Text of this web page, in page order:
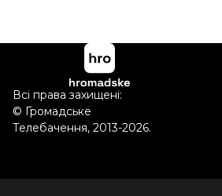
Всі права захищені:
© Громадське
Телебачення, 2013-2026.